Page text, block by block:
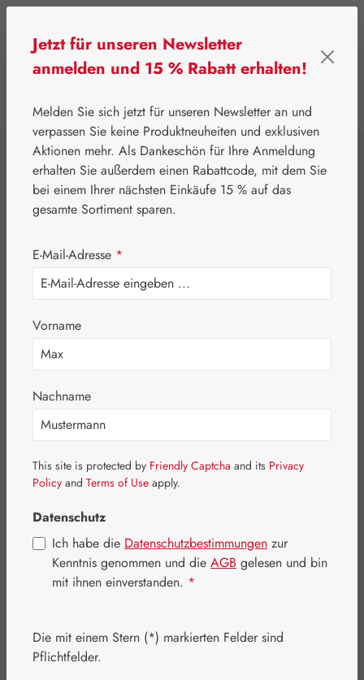
⌂ Aktionen Newsletter-Angebote
Jetlag-Hecht 1,5 mg
Kapseln
Bildergalerie überspringen
Regulärer Preis:
456,90 € (20% gespart)
Inhalt: 0.483 Kilogramm (756,77 € / 1 Kilogramm)
Preise inkl. MwSt. zzgl. Versandkosten
Jetzt für unseren Newsletter
anmelden und 15 % Rabatt erhalten!
Melden Sie sich jetzt für unseren Newsletter an und
verpassen Sie keine Produktneuheiten und exklusiven
Aktionen mehr. Als Dankeschön für Ihre Anmeldung
erhalten Sie außerdem einen Rabattcode, mit dem Sie
bei einem Ihrer nächsten Einkäufe 15 % auf das
gesamte Sortiment sparen.
E-Mail-Adresse *
Vorname
Nachname
This site is protected by Friendly Captcha and its Privacy
Policy and Terms of Use apply.
Datenschutz
Ich habe die Datenschutzbestimmungen zur
Kenntnis genommen und die AGB gelesen und bin
mit ihnen einverstanden. *
Die mit einem Stern (*) markierten Felder sind
Pflichtfelder.